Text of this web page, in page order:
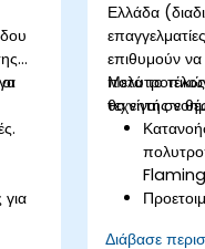
για
Ελλάδα
επιθυμούν
τεχνητής
Μετά το
θα είναι σε
Διάβασε